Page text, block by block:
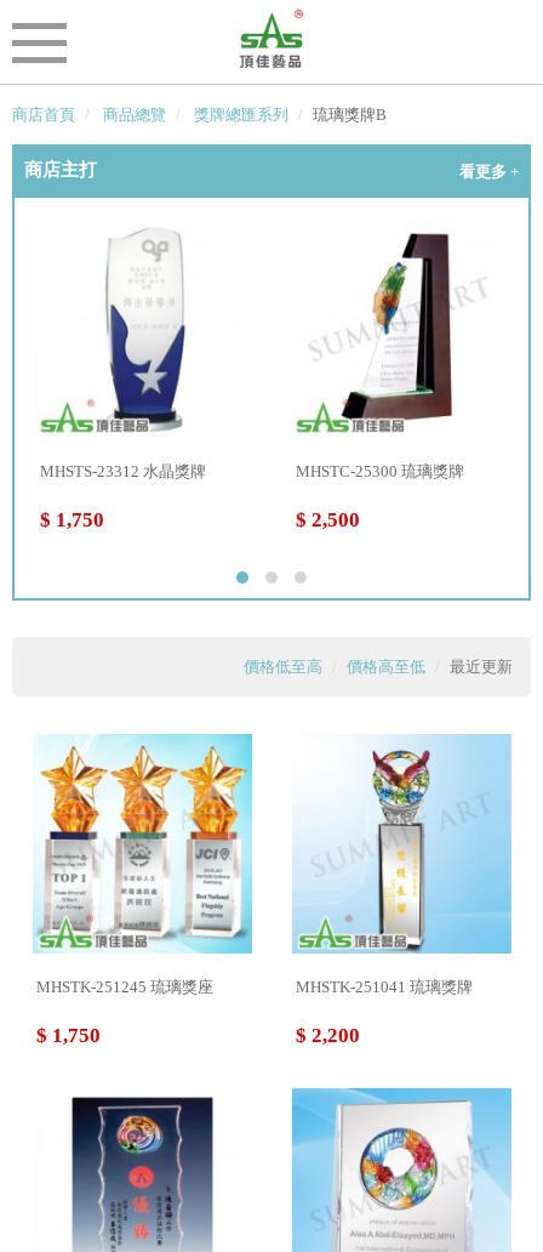
商店首頁 商品總覽 獎牌總匯系列 琉璃獎牌B
商店主打 看更多 +
MHSTS-23312 水晶獎牌
$ 1,750
MHSTC-25300 琉璃獎牌
$ 2,500
價格低至高 價格高至低 最近更新
MHSTK-251245 琉璃獎座
$ 1,750
MHSTK-251041 琉璃獎牌
$ 2,200